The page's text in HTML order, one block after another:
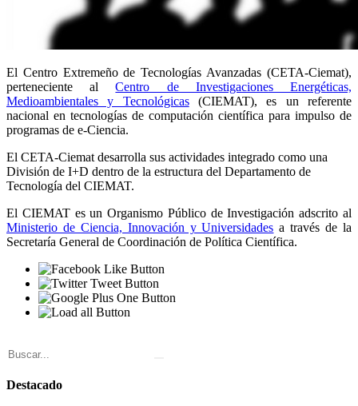
El Centro Extremeño de Tecnologías Avanzadas (CETA-Ciemat),
perteneciente alCentro de Investigaciones Energéticas,
Medioambientales y Tecnológicas(CIEMAT), es un referente
nacional en tecnologías de computación científica para impulso de
programas de e-Ciencia.
El CETA-Ciemat desarrolla sus actividades integrado como una
División de I+D dentro de la estructura del Departamento de
Tecnología del CIEMAT.
El CIEMAT es un Organismo Público de Investigación adscrito al
Ministerio de Ciencia, Innovación y Universidades a través de la
Secretaría General de Coordinación de Política Científica.
Destacado